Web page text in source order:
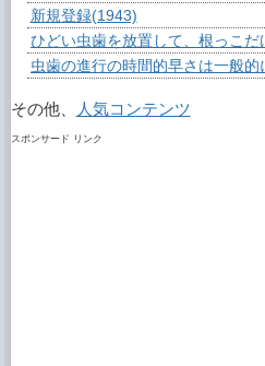
新規登録(1943)
その他、 人気コンテンツ
スポンサード リンク